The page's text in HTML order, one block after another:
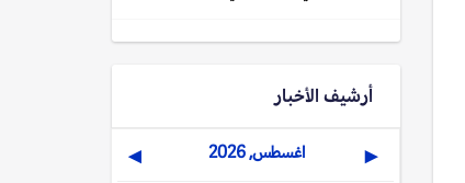
أرشيف الأخبار
◀ اغسطس, 2026 ▶